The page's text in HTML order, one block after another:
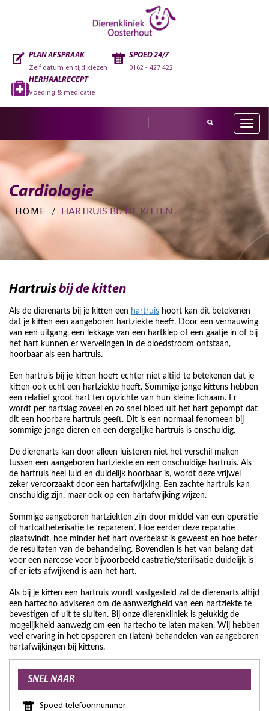
PLAN AFSPRAAK
Zelf datum en tijd kiezen
SPOED 24/7
0162 - 427 422
HERHAALRECEPT
Voeding & medicatie
Toggle
Cardiologie
HOME / HARTRUIS BIJ DE KITTEN
Hartruisbij de kitten
Als de dierenarts bij je kitten een hartruis hoort kan dit betekenen
dat je kitten een aangeboren hartziekte heeft. Door een vernauwing
van een uitgang, een lekkage van een hartklep of een gaatje in of bij
het hart kunnen er wervelingen in de bloedstroom ontstaan,
hoorbaar als een hartruis.
Een hartruis bij je kitten hoeft echter niet altijd te betekenen dat je
kitten ook echt een hartziekte heeft. Sommige jonge kittens hebben
een relatief groot hart ten opzichte van hun kleine lichaam. Er
wordt per hartslag zoveel en zo snel bloed uit het hart gepompt dat
dit een hoorbare hartruis geeft. Dit is een normaal fenomeen bij
sommige jonge dieren en een dergelijke hartruis is onschuldig.
De dierenarts kan door alleen luisteren niet het verschil maken
tussen een aangeboren hartziekte en een onschuldige hartruis. Als
de hartruis heel luid en duidelijk hoorbaar is, wordt deze vrijwel
zeker veroorzaakt door een hartafwijking. Een zachte hartruis kan
onschuldig zijn, maar ook op een hartafwijking wijzen.
Sommige aangeboren hartziekten zijn door middel van een operatie
of hartcatheterisatie te ‘repareren’. Hoe eerder deze reparatie
plaatsvindt, hoe minder het hart overbelast is geweest en hoe beter
de resultaten van de behandeling. Bovendien is het van belang dat
voor een narcose voor bijvoorbeeld castratie/sterilisatie duidelijk is
of er iets afwijkend is aan het hart.
Als bij je kitten een hartruis wordt vastgesteld zal de dierenarts altijd
een hartecho adviseren om de aanwezigheid van een hartziekte te
bevestigen of uit te sluiten. Bij onze dierenkliniek is gelukkig de
mogelijkheid aanwezig om een hartecho te laten maken. Wij hebben
veel ervaring in het opsporen en (laten) behandelen van aangeboren
hartafwijkingen bij kittens.
SNEL NAAR
Spoed telefoonnummer